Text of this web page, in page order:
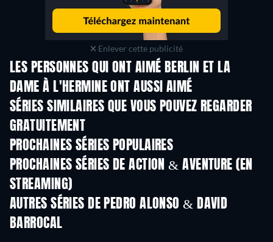
Enlever cette publicité
LES PERSONNES QUI ONT AIMÉ BERLIN ET LA
DAME À L'HERMINE ONT AUSSI AIMÉ
Série Série
SÉRIES SIMILAIRES QUE VOUS POUVEZ REGARDER
GRATUITEMENTSérie
PROCHAINES SÉRIES POPULAIRES
Série Série
PROCHAINES SÉRIES DE ACTION & AVENTURE (EN
STREAMING)Saison 2
AUTRES SÉRIES DE PEDRO ALONSO & DAVID
BARROCAL